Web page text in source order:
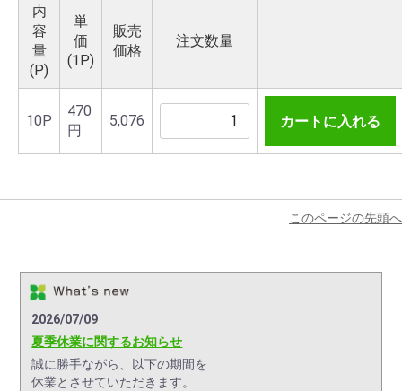
内
容
量
(P)
単
価
(1P)
販売
価格
注文数量
10P
470
円
5,076 カートに入れる
このページの先頭へ
2026/07/09
夏季休業に関するお知らせ
誠に勝手ながら、以下の期間を
休業とさせていただきます。